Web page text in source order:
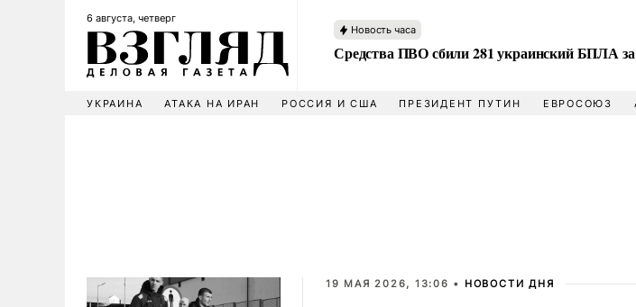
6 августа, четверг
Новость часа
Средства ПВО сбили 281 украинский БПЛА за
УКРАИНА АТАКА НА ИРАН РОССИЯ И США ПРЕЗИДЕНТ ПУТИН ЕВРОСОЮЗ
19 МАЯ 2026, 13:06 • НОВОСТИ ДНЯ